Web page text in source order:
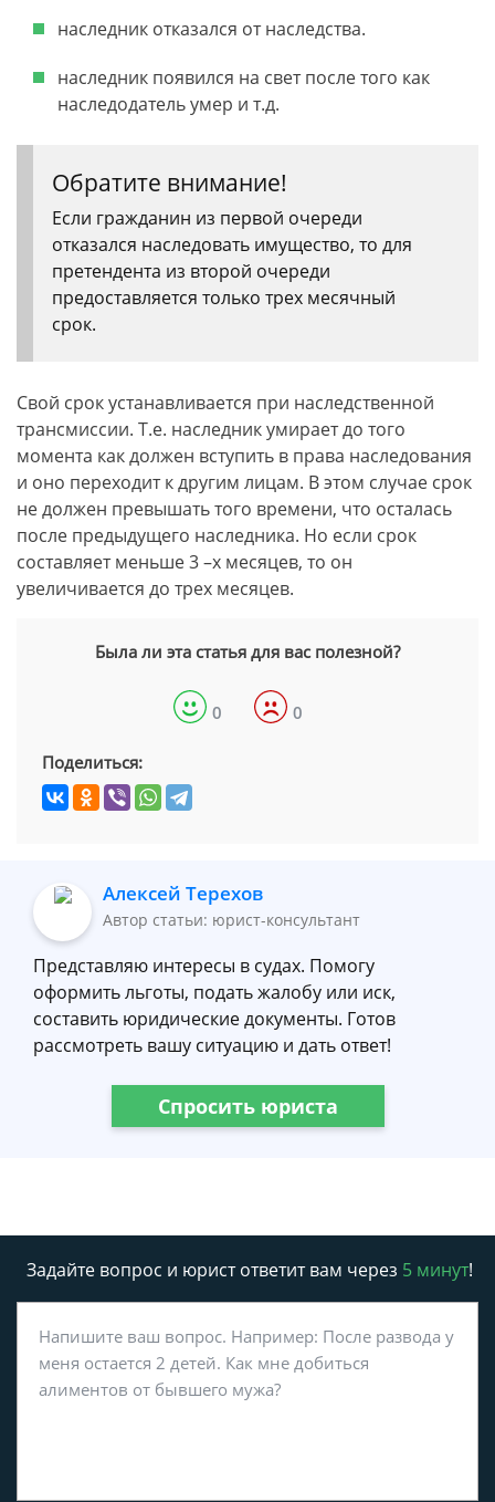
наследник отказался от наследства.
наследник появился на свет после того как
наследодатель умер и т.д.
Обратите внимание!
Если гражданин из первой очереди
отказался наследовать имущество, то для
претендента из второй очереди
предоставляется только трех месячный
срок.
Свой срок устанавливается при наследственной
трансмиссии. Т.е. наследник умирает до того
момента как должен вступить в права наследования
и оно переходит к другим лицам. В этом случае срок
не должен превышать того времени, что осталась
после предыдущего наследника. Но если срок
составляет меньше 3 –х месяцев, то он
увеличивается до трех месяцев.
Была ли эта статья для вас полезной?
0 0
Поделиться:
Алексей Терехов
Автор статьи: юрист-консультант
Представляю интересы в судах. Помогу
оформить льготы, подать жалобу или иск,
составить юридические документы. Готов
рассмотреть вашу ситуацию и дать ответ!
Спросить юриста
Задайте вопрос и юрист ответит вам через 5 минут!